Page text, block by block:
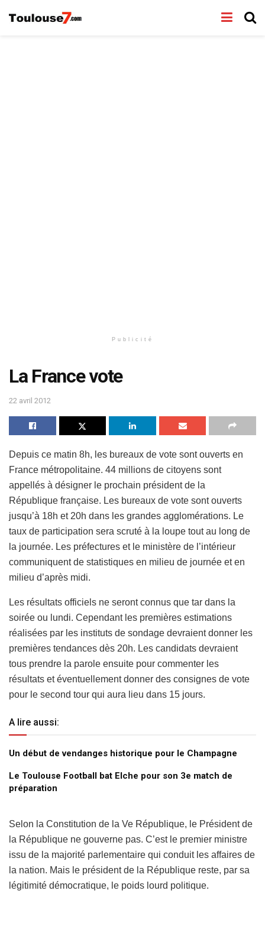
Publicité
La France vote
22 avril 2012
Depuis ce matin 8h, les bureaux de vote sont ouverts en
France métropolitaine. 44 millions de citoyens sont
appellés à désigner le prochain président de la
République française. Les bureaux de vote sont ouverts
jusqu’à 18h et 20h dans les grandes agglomérations. Le
taux de participation sera scruté à la loupe tout au long de
la journée. Les préfectures et le ministère de l’intérieur
communiquent de statistiques en milieu de journée et en
milieu d’après midi.
Les résultats officiels ne seront connus que tar dans la
soirée ou lundi. Cependant les premières estimations
réalisées par les instituts de sondage devraient donner les
premières tendances dès 20h. Les candidats devraient
tous prendre la parole ensuite pour commenter les
résultats et éventuellement donner des consignes de vote
pour le second tour qui aura lieu dans 15 jours.
A lire aussi:
Un début de vendanges historique pour le Champagne
Le Toulouse Football bat Elche pour son 3e match de
préparation
Selon la Constitution de la Ve République, le Président de
la République ne gouverne pas. C’est le premier ministre
issu de la majorité parlementaire qui conduit les affaires de
la nation. Mais le président de la République reste, par sa
légitimité démocratique, le poids lourd politique.